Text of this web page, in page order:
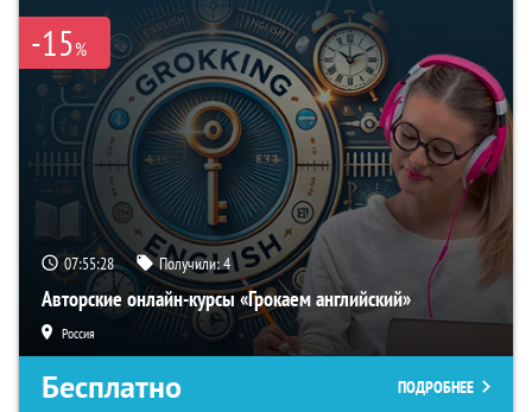
-15%
07:55:27 Получили:4
Авторские онлайн-курсы «Грокаем английский»
Россия
Бесплатно ПОДРОБНЕЕ